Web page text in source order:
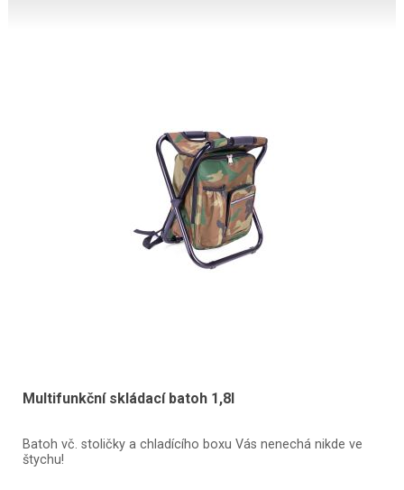
Multifunkční skládací batoh 1,8l
Batoh vč. stoličky a chladícího boxu Vás nenechá nikde ve
štychu!